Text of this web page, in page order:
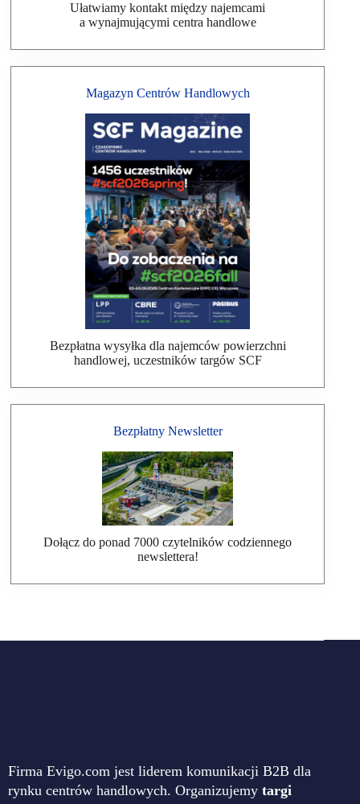
Ułatwiamy kontakt między najemcami
a wynajmującymi centra handlowe
Magazyn Centrów Handlowych
Bezpłatna wysyłka dla najemców powierzchni
handlowej, uczestników targów SCF
Bezpłatny Newsletter
Dołącz do ponad 7000 czytelników codziennego
newslettera!
Firma Evigo.com jest liderem komunikacji B2B dla
rynku centrów handlowych. Organizujemy targi